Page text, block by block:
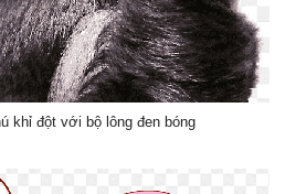
khỉ đột với bộ lông đen bóng